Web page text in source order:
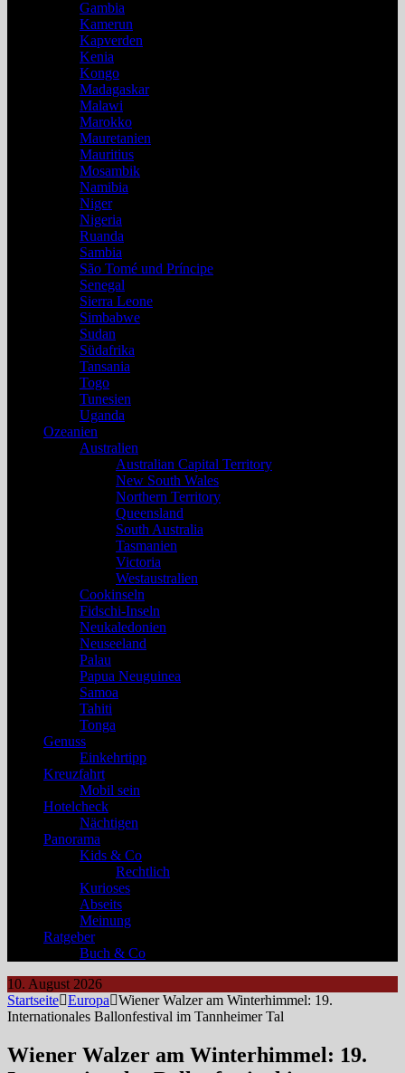
Gambia
Kamerun
Kapverden
Kenia
Kongo
Madagaskar
Malawi
Marokko
Mauretanien
Mauritius
Mosambik
Namibia
Niger
Nigeria
Ruanda
Sambia
São Tomé und Príncipe
Senegal
Sierra Leone
Simbabwe
Sudan
Südafrika
Tansania
Togo
Tunesien
Uganda
Ozeanien
Australien
Australian Capital Territory
New South Wales
Northern Territory
Queensland
South Australia
Tasmanien
Victoria
Westaustralien
Cookinseln
Fidschi-Inseln
Neukaledonien
Neuseeland
Palau
Papua Neuguinea
Samoa
Tahiti
Tonga
Genuss
Einkehrtipp
Kreuzfahrt
Mobil sein
Hotelcheck
Nächtigen
Panorama
Kids & Co
Rechtlich
Kurioses
Abseits
Meinung
Ratgeber
Buch & Co
10. August 2026
Startseite Europa
Wiener Walzer am Winterhimmel: 19.
Internationales Ballonfestival im Tannheimer Tal
Wiener Walzer am Winterhimmel: 19.